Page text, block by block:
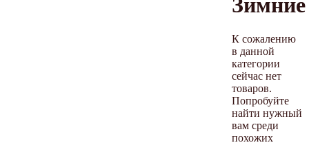
Зимние
К сожалению
в данной
категории
сейчас нет
товаров.
Попробуйте
найти нужный
вам среди
похожих